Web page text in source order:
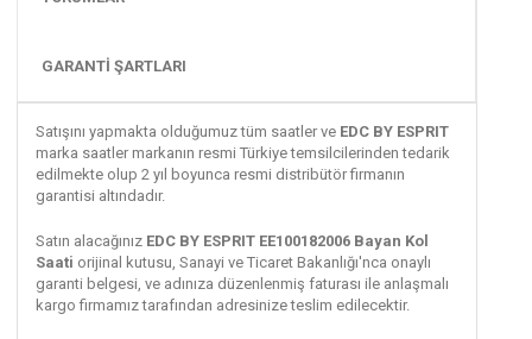
GARANTİ ŞARTLARI
Satışını yapmakta olduğumuz tüm saatler ve EDC BY ESPRIT
marka saatler markanın resmi Türkiye temsilcilerinden tedarik
edilmekte olup 2 yıl boyunca resmi distribütör firmanın
garantisi altındadır.
Satın alacağınız EDC BY ESPRIT EE100182006 Bayan Kol
Saati orijinal kutusu, Sanayi ve Ticaret Bakanlığı'nca onaylı
garanti belgesi, ve adınıza düzenlenmiş faturası ile anlaşmalı
kargo firmamız tarafından adresinize teslim edilecektir.